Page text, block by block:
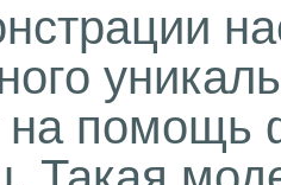
на помощь